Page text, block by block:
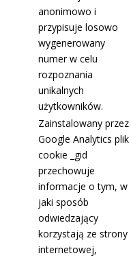
anonimowo i
przypisuje losowo
wygenerowany
numer w celu
rozpoznania
unikalnych
użytkowników.
Zainstalowany przez
Google Analytics plik
cookie _gid
przechowuje
informacje o tym, w
jaki sposób
odwiedzający
korzystają ze strony
internetowej,